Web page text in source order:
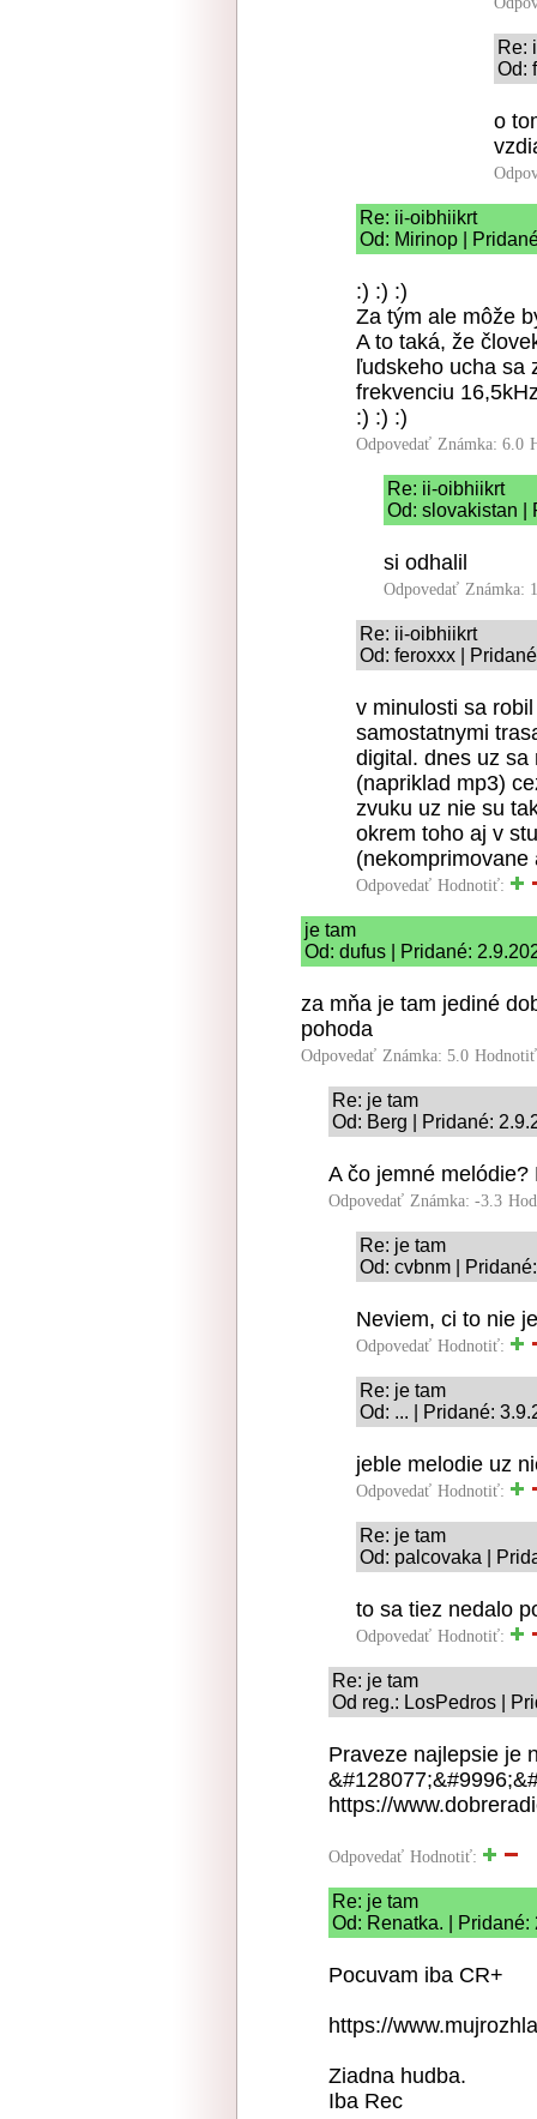
Re:
Od:
o
Re: ii-oibhiikrt
Od: Mirinop |
:) :) :)
Za tým ale môže
A to taká, že
ľudskeho ucha sa
frekvenciu
:) :) :)
Odpovedať Známka: 6.0
Re: ii-oibhiikrt
Od: slovakistan |
si odhalil
Odpovedať Známka:
Re: ii-oibhiikrt
Od: feroxxx |
v minulosti sa
samostatnymi
digital. dnes uz sa
(napriklad mp3)
zvuku uz nie su
okrem toho aj v
Odpovedať Hodnotiť:
je tam
Od: dufus | Pridané:
za mňa je tam jediné
pohoda
Odpovedať Známka: 5.0
Re: je tam
Od: Berg | Pridané:
A čo jemné
Odpovedať Známka: -3.3
Re: je tam
Od: cvbnm |
Neviem, ci to nie
Odpovedať Hodnotiť:
Re: je tam
Od: ... | Pridané:
jeble melodie uz
Odpovedať Hodnotiť:
Re: je tam
Od: palcovaka |
to sa tiez nedalo
Odpovedať Hodnotiť:
Re: je tam
Od reg.: LosPedros |
Praveze najlepsie je
https://
Odpovedať Hodnotiť:
Re: je tam
Od: Renatka. | Pridané:
Pocuvam iba CR+
https://
Ziadna hudba.
Iba Rec